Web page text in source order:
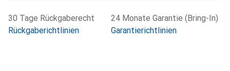
30 Tage Rückgaberecht
Rückgaberichtlinien
24 Monate Garantie (Bring-In)
Garantierichtlinien